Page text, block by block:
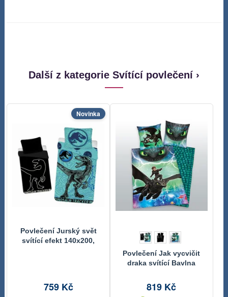
Další z kategorie Svítící povlečení ›
Povlečení Jurský svět
svítící efekt 140x200,
Novinka
759 Kč
Povlečení Jak vycvičit
draka svítící Bavlna
819 Kč